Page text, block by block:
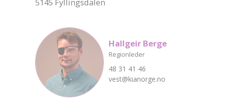
Hallgeir Berge
Regionleder
48 31 41 46
vest@kianorge.no